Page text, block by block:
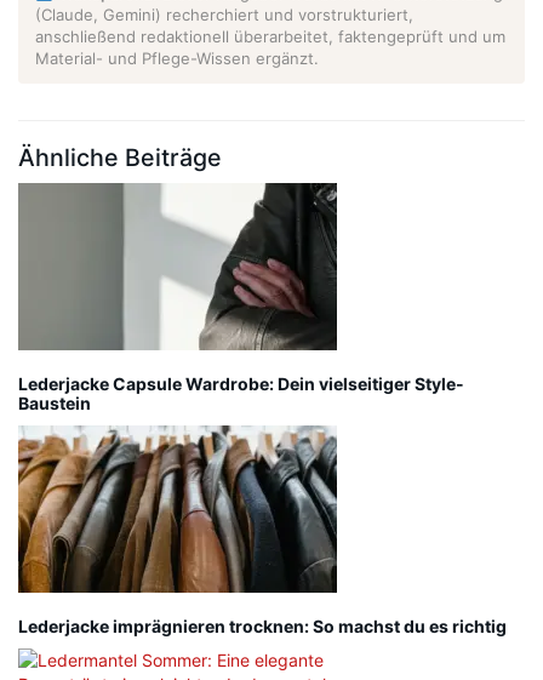
(Claude, Gemini) recherchiert und vorstrukturiert,
anschließend redaktionell überarbeitet, faktengeprüft und um
Material- und Pflege-Wissen ergänzt.
Ähnliche Beiträge
Lederjacke Capsule Wardrobe: Dein vielseitiger Style-
Baustein
Lederjacke imprägnieren trocknen: So machst du es richtig